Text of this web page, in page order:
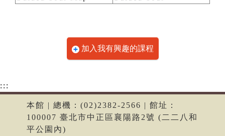
加入我有興趣的課程
:::
本館 | 總機：(02)2382-2566 | 館址：
100007 臺北市中正區襄陽路2號 (二二八和
平公園內)